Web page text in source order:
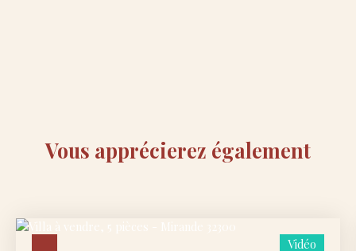
Vous apprécierez également
Vidéo